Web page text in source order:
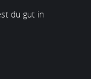
du gut in